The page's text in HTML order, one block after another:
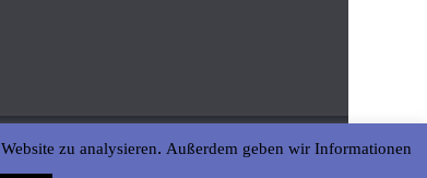
zu analysieren. Außerdem geben wir Informationen